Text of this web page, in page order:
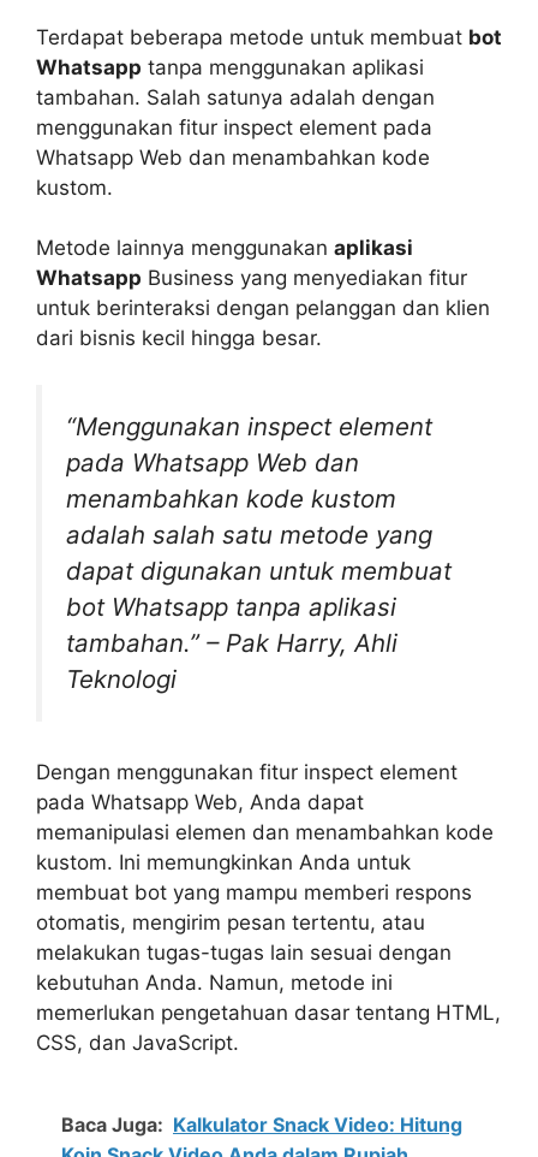
Terdapat beberapa metode untuk membuat bot
Whatsapp tanpa menggunakan aplikasi
tambahan. Salah satunya adalah dengan
menggunakan fitur inspect element pada
Whatsapp Web dan menambahkan kode
kustom.
Metode lainnya menggunakan aplikasi
Whatsapp Business yang menyediakan fitur
untuk berinteraksi dengan pelanggan dan klien
dari bisnis kecil hingga besar.
“Menggunakan inspect element
pada Whatsapp Web dan
menambahkan kode kustom
adalah salah satu metode yang
dapat digunakan untuk membuat
bot Whatsapp tanpa aplikasi
tambahan.” – Pak Harry, Ahli
Teknologi
Dengan menggunakan fitur inspect element
pada Whatsapp Web, Anda dapat
memanipulasi elemen dan menambahkan kode
kustom. Ini memungkinkan Anda untuk
membuat bot yang mampu memberi respons
otomatis, mengirim pesan tertentu, atau
melakukan tugas-tugas lain sesuai dengan
kebutuhan Anda. Namun, metode ini
memerlukan pengetahuan dasar tentang HTML,
CSS, dan JavaScript.
Baca Juga: Kalkulator Snack Video: Hitung